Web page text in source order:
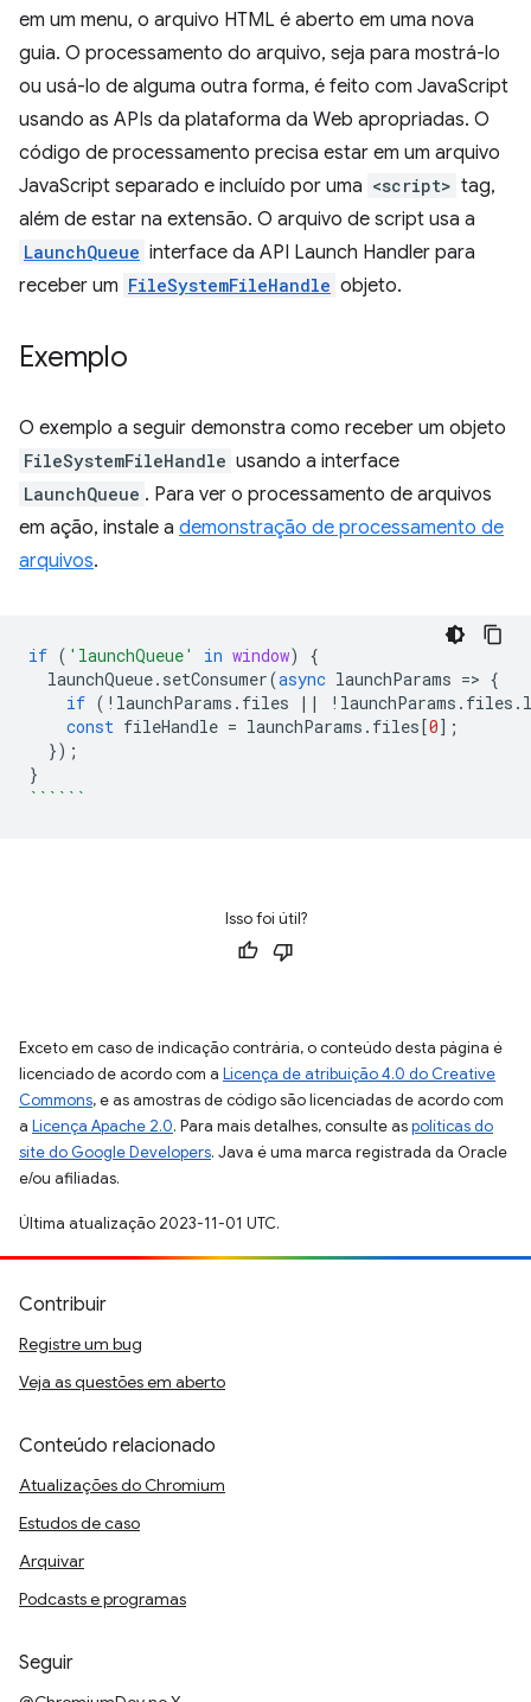
em um menu, o arquivo HTML é aberto em uma nova
guia. O processamento do arquivo, seja para mostrá-lo
ou usá-lo de alguma outra forma, é feito com JavaScript
usando as APIs da plataforma da Web apropriadas. O
código de processamento precisa estar em um arquivo
JavaScript separado e incluído por uma <script> tag,
além de estar na extensão. O arquivo de script usa a
LaunchQueue interface da API Launch Handler para
receber um FileSystemFileHandle objeto.
Exemplo
O exemplo a seguir demonstra como receber um objeto
FileSystemFileHandle usando a interface
LaunchQueue . Para ver o processamento de arquivos
em ação, instale a demonstração de processamento de
arquivos.
if ( 'launchQueue' in window)
{
launchQueue. setConsumer(async launchParams => {
if ( ! launchParams . files || ! launchParams . files .
const fileHandle = launchParams . files[0];
});
}
``````
Isso foi útil?
Exceto em caso de indicação contrária, o conteúdo desta página é
licenciado de acordo com a Licença de atribuição 4.0 do Creative
Commons, e as amostras de código são licenciadas de acordo com
a Licença Apache 2.0. Para mais detalhes, consulte aspolíticas do
site do Google Developers. Java é uma marca registrada da Oracle
e/ou afiliadas.
Última atualização 2023-11-01 UTC.
Contribuir
Registre um bug
Veja as questões em aberto
Conteúdo relacionado
Atualizações do Chromium
Estudos de caso
Arquivar
Podcasts e programas
Seguir